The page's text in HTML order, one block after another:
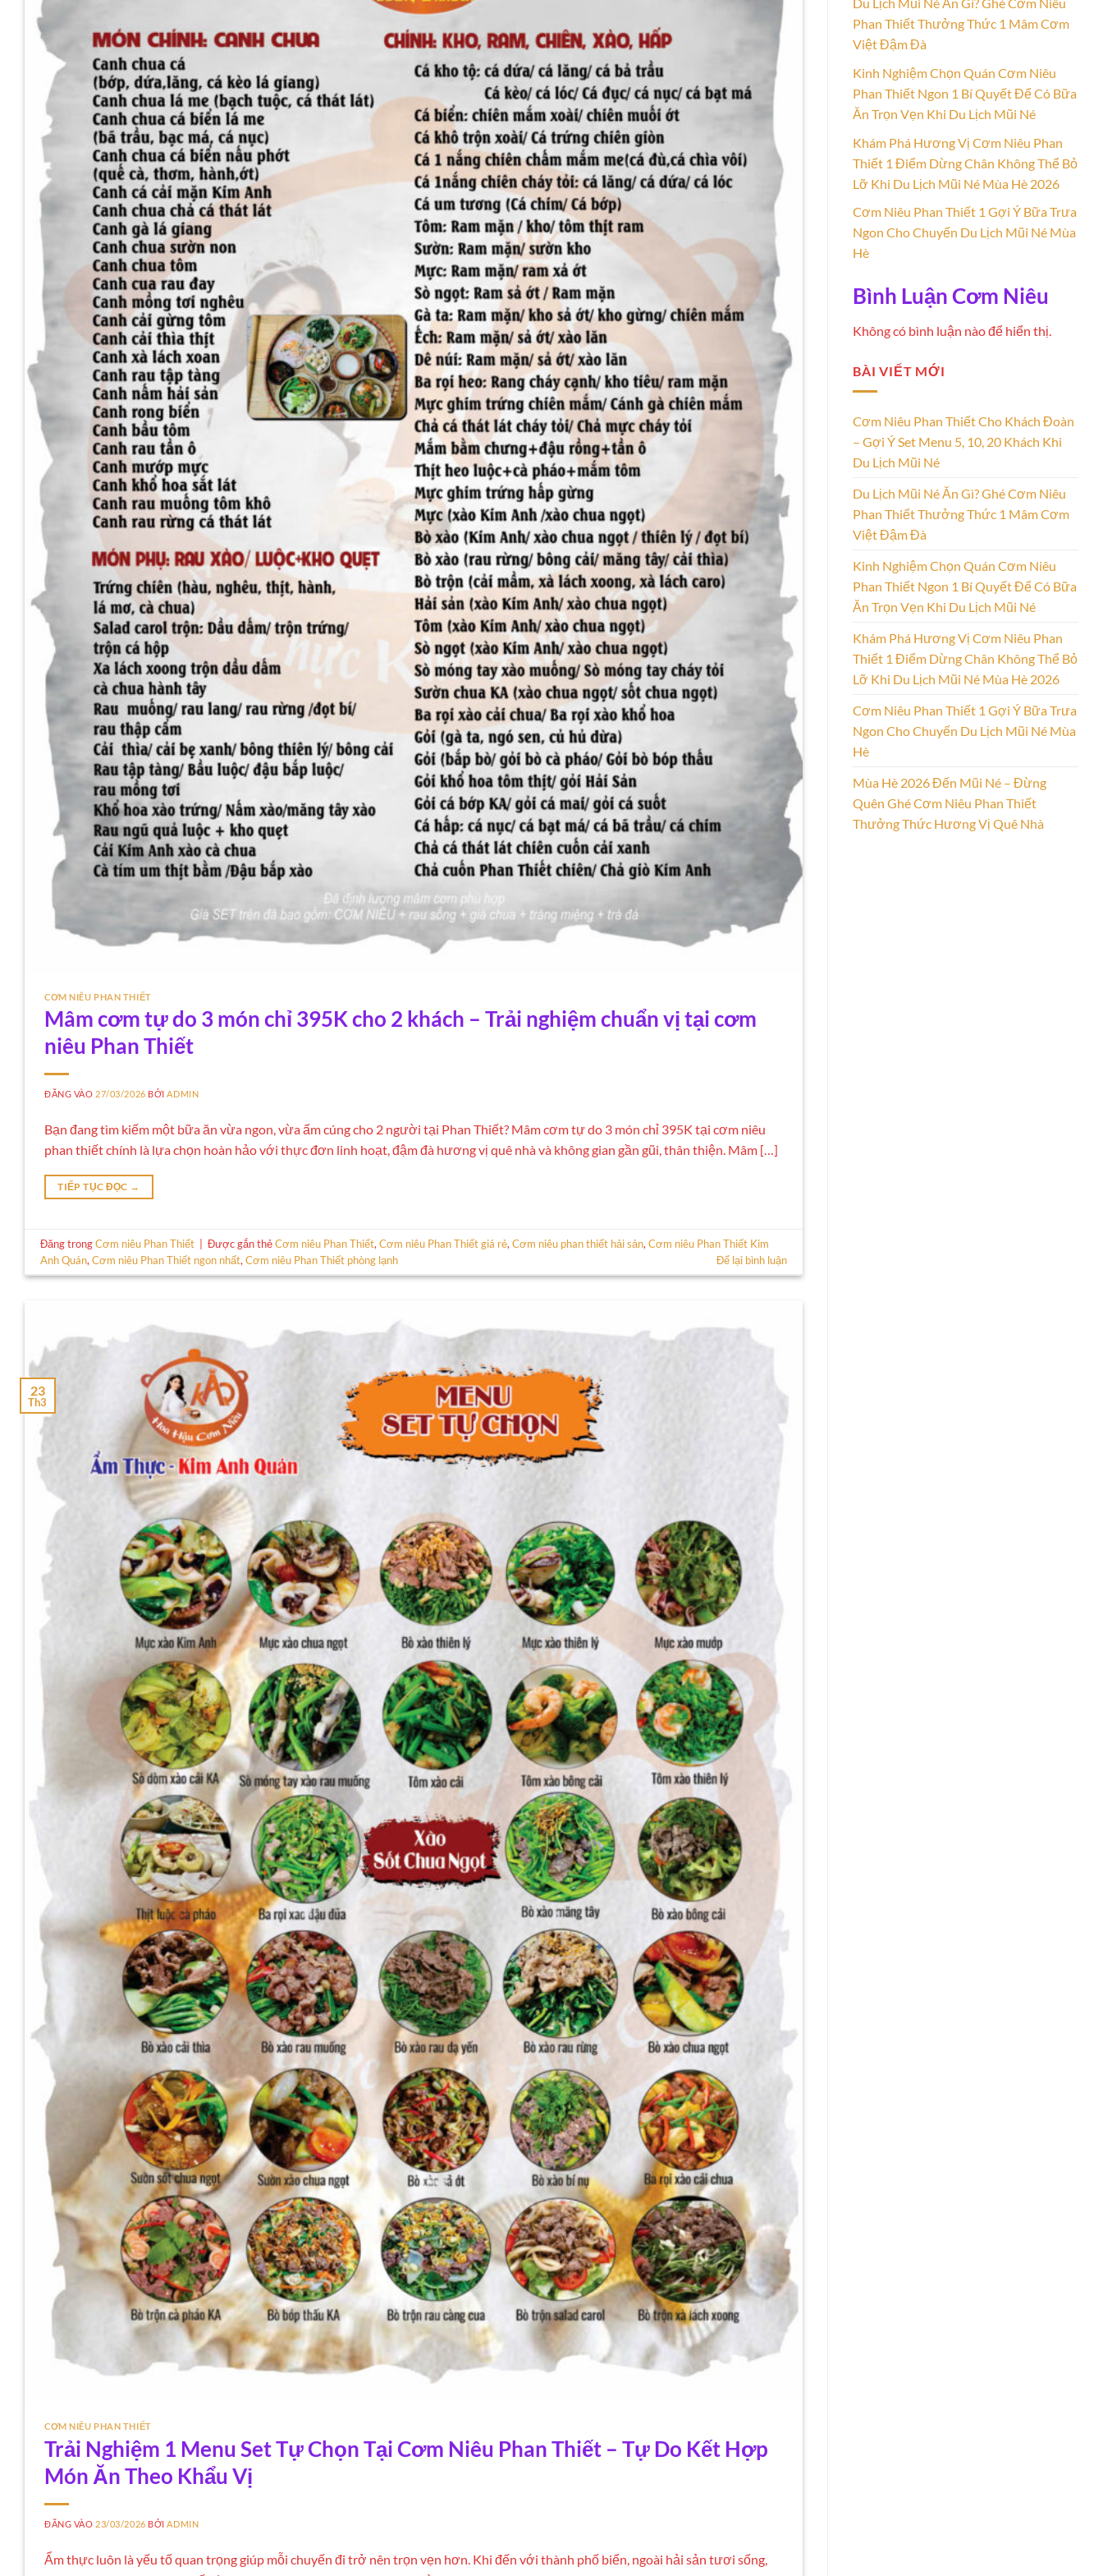
CƠM NIÊU PHAN THIẾT
Mâm cơm tự do 3 món chỉ 395K cho 2 khách – Trải nghiệm chuẩn vị tại cơm
niêu Phan Thiết
ĐĂNG VÀO 27/03/2026 BỞIADMIN
Bạn đang tìm kiếm một bữa ăn vừa ngon, vừa ấm cúng cho 2 người tại Phan Thiết? Mâm cơm tự do 3 món chỉ 395K tại cơm niêu
phan thiết chính là lựa chọn hoàn hảo với thực đơn linh hoạt, đậm đà hương vị quê nhà và không gian gần gũi, thân thiện. Mâm […]
TIẾP TỤC ĐỌC →
Đăng trongCơm niêu Phan Thiết Được gắn thẻCơm niêu Phan Thiết,Cơm niêu Phan Thiết giá rẻ,Cơm niêu phan thiết hải sản,Cơm niêu Phan Thiết Kim
Anh Quán,Cơm niêu Phan Thiết ngon nhất,Cơm niêu Phan Thiết phòng lạnh Để lại bình luận
23
Th3
CƠM NIÊU PHAN THIẾT
Trải Nghiệm 1 Menu Set Tự Chọn Tại Cơm Niêu Phan Thiết – Tự Do Kết Hợp
Món Ăn Theo Khẩu Vị
ĐĂNG VÀO 23/03/2026 BỞIADMIN
Ẩm thực luôn là yếu tố quan trọng giúp mỗi chuyến đi trở nên trọn vẹn hơn. Khi đến với thành phố biển, ngoài hải sản tươi sống,
Du Lịch Mũi Né Ăn Gì? Ghé Cơm Niêu
Phan Thiết Thưởng Thức 1 Mâm Cơm
Việt Đậm Đà
Kinh Nghiệm Chọn Quán Cơm Niêu
Phan Thiết Ngon 1 Bí Quyết Để Có Bữa
Ăn Trọn Vẹn Khi Du Lịch Mũi Né
Khám Phá Hương Vị Cơm Niêu Phan
Thiết 1 Điểm Dừng Chân Không Thể Bỏ
Lỡ Khi Du Lịch Mũi Né Mùa Hè 2026
Cơm Niêu Phan Thiết 1 Gợi Ý Bữa Trưa
Ngon Cho Chuyến Du Lịch Mũi Né Mùa
Hè
Bình Luận Cơm Niêu
Không có bình luận nào để hiển thị.
BÀI VIẾT MỚI
Cơm Niêu Phan Thiết Cho Khách Đoàn
– Gợi Ý Set Menu 5, 10, 20 Khách Khi
Du Lịch Mũi Né
Du Lịch Mũi Né Ăn Gì? Ghé Cơm Niêu
Phan Thiết Thưởng Thức 1 Mâm Cơm
Việt Đậm Đà
Kinh Nghiệm Chọn Quán Cơm Niêu
Phan Thiết Ngon 1 Bí Quyết Để Có Bữa
Ăn Trọn Vẹn Khi Du Lịch Mũi Né
Khám Phá Hương Vị Cơm Niêu Phan
Thiết 1 Điểm Dừng Chân Không Thể Bỏ
Lỡ Khi Du Lịch Mũi Né Mùa Hè 2026
Cơm Niêu Phan Thiết 1 Gợi Ý Bữa Trưa
Ngon Cho Chuyến Du Lịch Mũi Né Mùa
Hè
Mùa Hè 2026 Đến Mũi Né – Đừng
Quên Ghé Cơm Niêu Phan Thiết
Thưởng Thức Hương Vị Quê Nhà